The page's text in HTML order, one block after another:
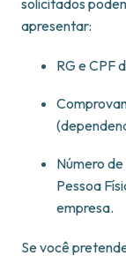
solicitados
apresentar:
RG e CPF
Número
Pessoa
empresa.
Se você